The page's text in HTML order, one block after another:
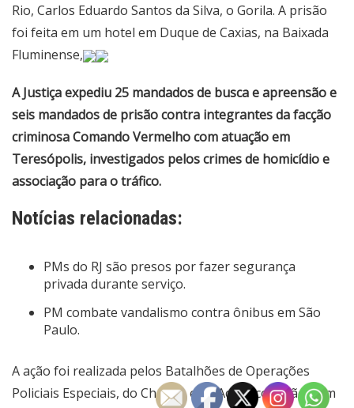
Rio, Carlos Eduardo Santos da Silva, o Gorila. A prisão
foi feita em um hotel em Duque de Caxias, na Baixada
Fluminense,
A Justiça expediu 25 mandados de busca e apreensão e
seis mandados de prisão contra integrantes da facção
criminosa Comando Vermelho com atuação em
Teresópolis, investigados pelos crimes de homicídio e
associação para o tráfico.
Notícias relacionadas:
PMs do RJ são presos por fazer segurança
privada durante serviço.
PM combate vandalismo contra ônibus em São
Paulo.
A ação foi realizada pelos Batalhões de Operações
Policiais Especiais, do Choque e de Ações com Cães, em